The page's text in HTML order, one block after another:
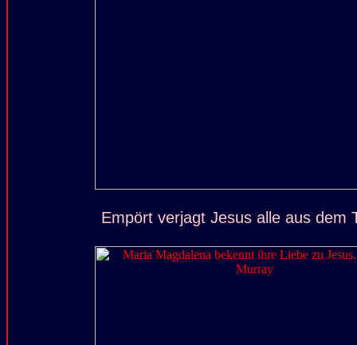
Empört verjagt Jesus alle aus dem